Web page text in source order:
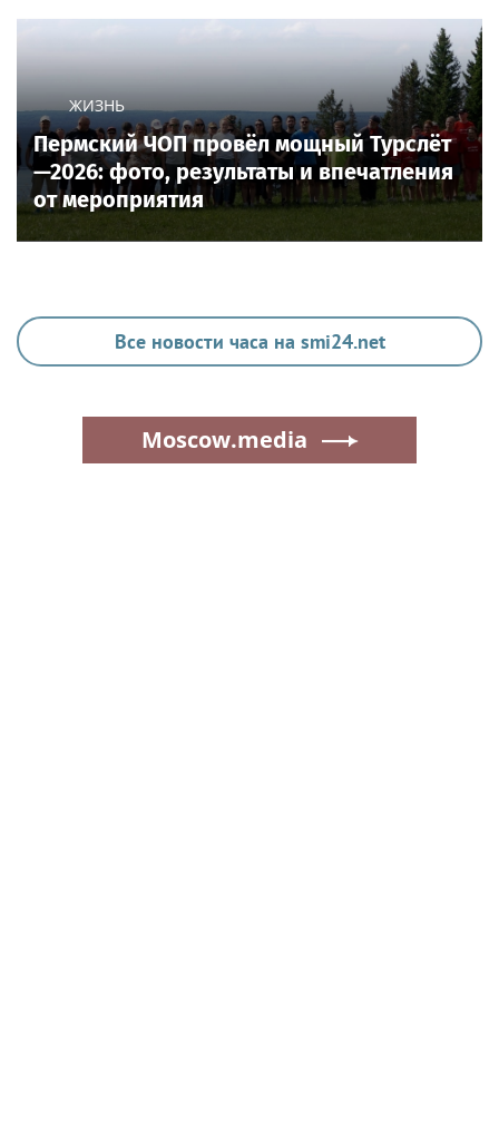
ЖИЗНЬ
Пермский ЧОП провёл мощный Турслёт
—2026: фото, результаты и впечатления
от мероприятия
Все новости часа на smi24.net
Moscow.media